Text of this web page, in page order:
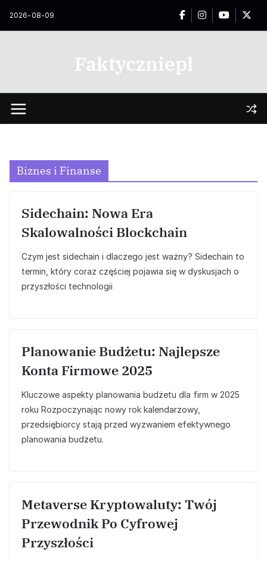
2026-08-09
Faktyczniepl
Biznes i Finanse
Sidechain: Nowa Era
Skalowalności Blockchain
Czym jest sidechain i dlaczego jest ważny? Sidechain to
termin, który coraz częściej pojawia się w dyskusjach o
przyszłości technologii
Planowanie Budżetu: Najlepsze
Konta Firmowe 2025
Kluczowe aspekty planowania budżetu dla firm w 2025
roku Rozpoczynając nowy rok kalendarzowy,
przedsiębiorcy stają przed wyzwaniem efektywnego
planowania budżetu.
Metaverse Kryptowaluty: Twój
Przewodnik Po Cyfrowej
Przyszłości